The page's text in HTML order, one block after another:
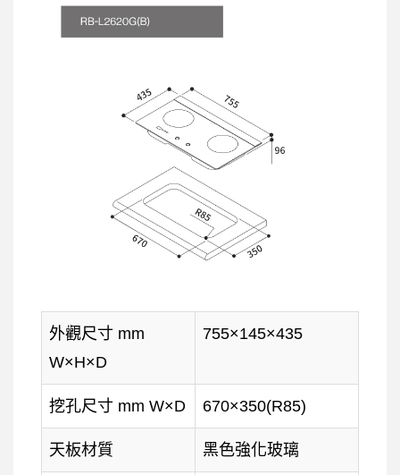
外觀尺寸 mm
W×H×D
755×145×435
挖孔尺寸 mm W×D 670×350(R85)
天板材質 黑色強化玻璃